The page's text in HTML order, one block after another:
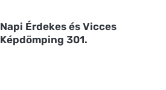
Napi Érdekes és Vicces
Képdömping 301.